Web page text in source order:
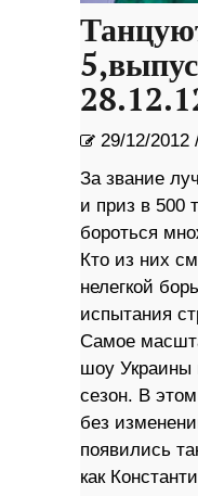
29/12/2012
За звание
и приз в 500
бороться
Кто из них
нелегкой
испытания
Самое
шоу Украины
сезон. В
без
появились
как